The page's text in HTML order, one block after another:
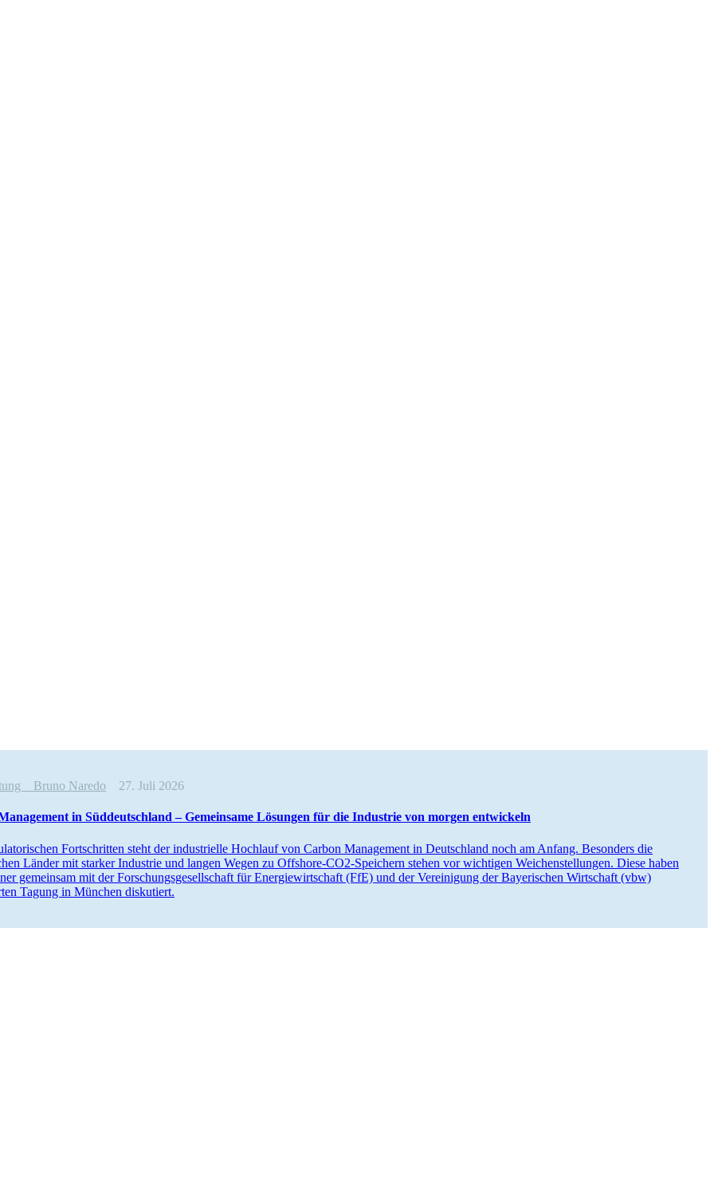
Bruno Naredo 27. Juli 2026
in Süddeutschland – Gemeinsame Lösungen für die Industrie von morgen entwickeln
Fortschritten steht der indus­trielle Hochlauf von Carbon Management in Deutschland noch am Anfang. Besonders die
Länder mit starker Industrie und langen Wegen zu Offshore-CO2-Speichern stehen vor wichtigen Weichen­stel­lungen. Diese haben
gemeinsam mit der Forschungs­ge­sell­schaft für Energie­wirt­schaft (FfE) und der Verei­nigung der Bayeri­schen Wirtschaft (vbw)
Tagung in München diskutiert.